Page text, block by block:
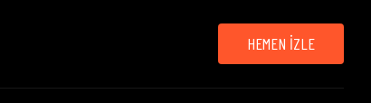
HEMEN İZLE